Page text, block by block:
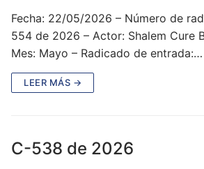
Fecha: 22/05/2026 – Número de
554 de 2026 – Actor: Shalem Cure
Mes: Mayo – Radicado de entrada:…
LEER MÁS →
C-538 de 2026